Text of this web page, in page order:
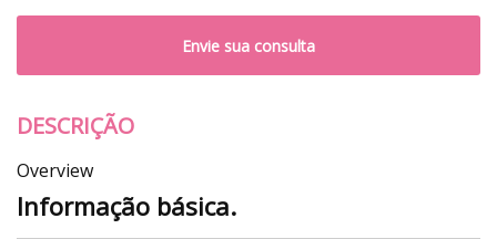
Envie sua consulta
DESCRIÇÃO
Overview
Informação básica.